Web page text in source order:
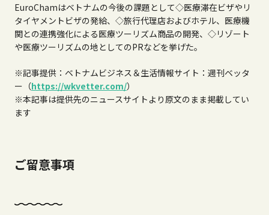
EuroChamはベトナムの今後の課題として◇医療滞在ビザやリ
タイヤメントビザの発給、 ◇旅行代理店およびホテル、医療機
関との連携強化による医療ツーリズム商品の開発、 ◇リゾート
や医療ツーリズムの地としてのPRなどを挙げた。
※記事提供：ベトナムビジネス＆生活情報サイト：週刊ベッタ
ー（https://wkvetter.com/）
※本記事は提供先のニュースサイトより原文のまま掲載してい
ます
ご留意事項